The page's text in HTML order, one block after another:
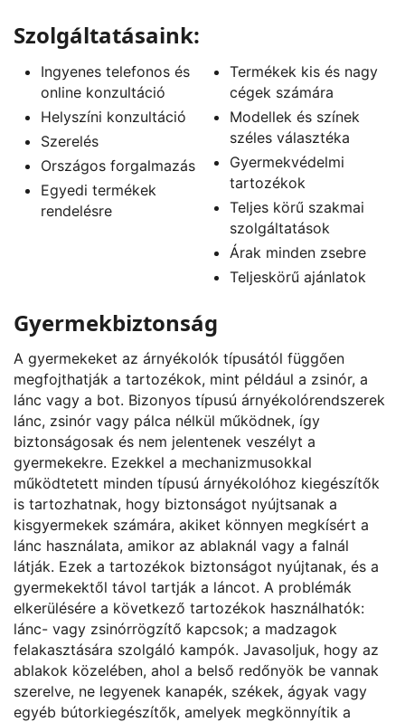
Szolgáltatásaink:
Ingyenes telefonos és
online konzultáció
Helyszíni konzultáció
Szerelés
Országos forgalmazás
Egyedi termékek
rendelésre
Termékek kis és nagy
cégek számára
Modellek és színek
széles választéka
Gyermekvédelmi
tartozékok
Teljes körű szakmai
szolgáltatások
Árak minden zsebre
Teljeskörű ajánlatok
Gyermekbiztonság
A gyermekeket az árnyékolók típusától függően
megfojthatják a tartozékok, mint például a zsinór, a
lánc vagy a bot. Bizonyos típusú árnyékolórendszerek
lánc, zsinór vagy pálca nélkül működnek, így
biztonságosak és nem jelentenek veszélyt a
gyermekekre. Ezekkel a mechanizmusokkal
működtetett minden típusú árnyékolóhoz kiegészítők
is tartozhatnak, hogy biztonságot nyújtsanak a
kisgyermekek számára, akiket könnyen megkísért a
lánc használata, amikor az ablaknál vagy a falnál
látják. Ezek a tartozékok biztonságot nyújtanak, és a
gyermekektől távol tartják a láncot. A problémák
elkerülésére a következő tartozékok használhatók:
lánc- vagy zsinórrögzítő kapcsok; a madzagok
felakasztására szolgáló kampók. Javasoljuk, hogy az
ablakok közelében, ahol a belső redőnyök be vannak
szerelve, ne legyenek kanapék, székek, ágyak vagy
egyéb bútorkiegészítők, amelyek megkönnyítik a